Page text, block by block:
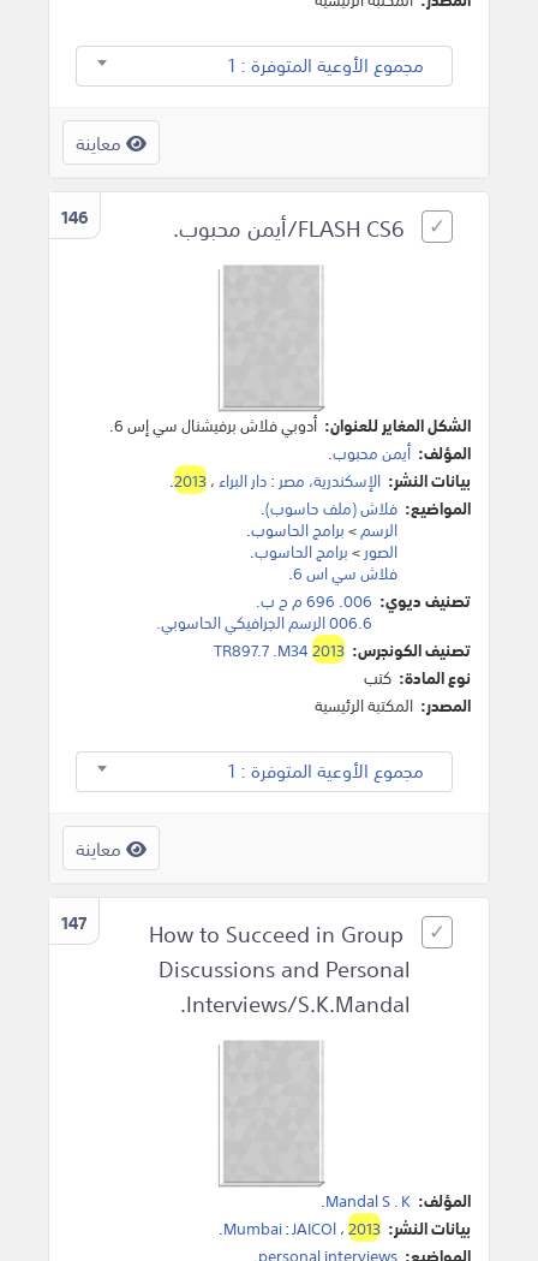
مجموع الأوعية المتوفرة : 1
معاينة
146
الشكل المغاير للعنوان: أدوبي فلاش برفيشنال سي إس 6.
المؤلف: أيمن محبوب.
بيانات النشر: الإسكندرية، مصر :دار البراء،2013
.
المواضيع: فلاش (ملف حاسوب).
الرسم>برامج الحاسوب.
الصور>برامج الحاسوب.
فلاش سي اس 6 .
تصنيف ديوي: 006. 696 م ح ب.
006.6 الرسم الجرافيكي الحاسوبي.
تصنيف الكونجرس:
TR897.7 .M342013
نوع المادة: كتب
المصدر: المكتبة الرئيسية
مجموع الأوعية المتوفرة : 1
معاينة
147
How to Succeed in Group
Discussions and Personal
Interviews/S.K.Mandal.
المؤلف: Mandal S . K
.
بيانات النشر:
Mumbai:JAICOl،2013
.
المواضيع: personal interviews
.